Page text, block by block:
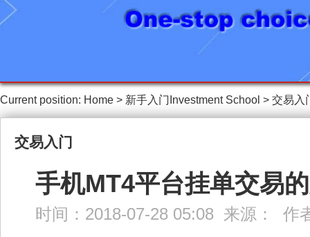
Current position: Home > 新手入门Investment School > 交易入
交易入门
手机MT4平台挂单交易
时间：2018-07-28 05:08 来源： 作